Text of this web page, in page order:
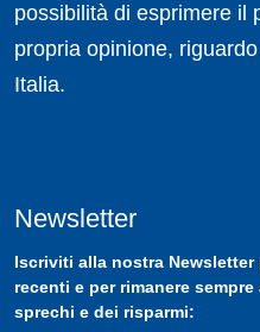
possibilità di esprimere il
propria opinione,
Italia.
Newsletter
Iscriviti alla nostra Newsletter
recenti e per rimanere
sprechi e dei risparmi: